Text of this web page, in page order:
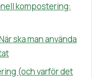
kompostering:
ska man använda
(och varför det